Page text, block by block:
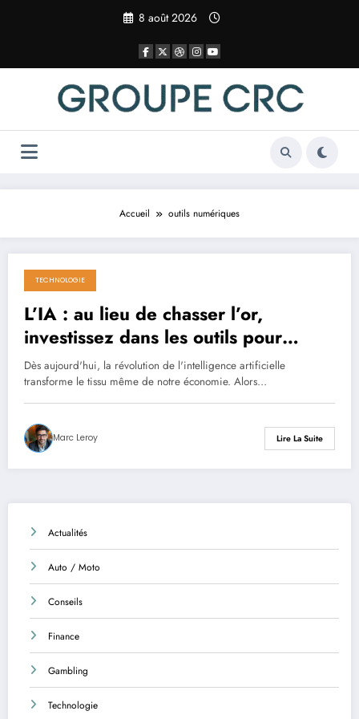
8 août 2026
Accueil outils numériques
17 avril 2025
TECHNOLOGIE
L’IA : au lieu de chasser l’or,
investissez dans les outils pour
creuser
Dès aujourd'hui, la révolution de l'intelligence artificielle
transforme le tissu même de notre économie. Alors…
Marc Leroy Lire La Suite
Actualités
Auto / Moto
Conseils
Finance
Gambling
Technologie